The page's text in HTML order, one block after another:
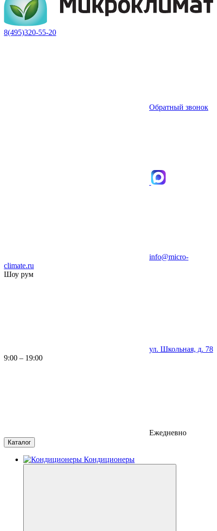
8(495)320-55-20
Обратный звонок
info@micro-
climate.ru
Шоу рум
ул. Школьная, д. 78
9:00 – 19:00
Ежедневно
Каталог
Кондиционеры